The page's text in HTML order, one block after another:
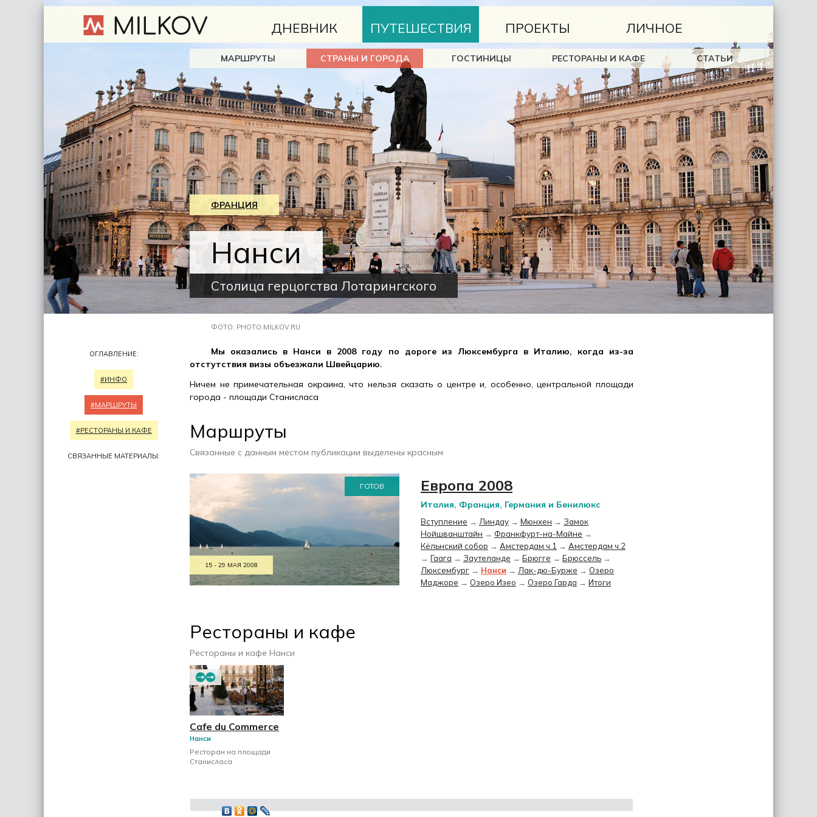
ДНЕВНИК ПУТЕШЕСТВИЯ
МАРШРУТЫ СТРАНЫ И ГОРОДА ГОСТИНИЦЫ РЕСТОРАНЫ И КАФЕ СТАТЬИ
ПРОЕКТЫ ЛИЧНОЕ
ФРАНЦИЯ
Нанси
Cтолица герцогства Лотарингского
ФОТО: PHOTO.MILKOV.RU
ОГЛАВЛЕНИЕ:
#ИНФО
#МАРШРУТЫ
#РЕСТОРАНЫ И КАФЕ
СВЯЗАННЫЕ МАТЕРИАЛЫ:
Мы оказались в Нанси в 2008 году по дороге из Люксембурга в Италию, когда из-за
отстутствия визы объезжали Швейцарию.
Ничем не примечательная окраина, что нельзя сказать о центре и, особенно, центральной площади
города - площади Станисласа
Маршруты
Связанные с данным местом публикации выделены красным
15 - 29 МАЯ 2008
ГОТОВ Европа 2008
Италия, Франция, Германия и Бенилюкс
Вступление → Линдау → Мюнхен → Замок
Нойшванштайн → Франкфурт-на-Майне →
Кёльнский собор → Амстердам ч.1 → Амстердам ч.2
→ Гаага → Заутеланде → Брюгге → Брюссель →
Люксембург → Нанси → Лак-дю-Бурже → Озеро
Маджоре → Озеро Изео → Озеро Гарда → Итоги
Рестораны и кафе
Рестораны и кафе Нанси
Cafe du Commerce
Нанси
Ресторан на площади
Станисласа